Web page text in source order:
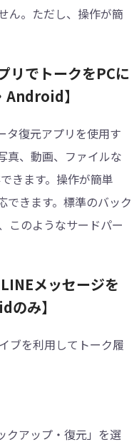
ん。ただし、操作が簡
リでトークをPCに
】
タ復元アプリを使用す
真、動画、ファイルな
きます。操作が簡単
きます。標準のバック
このようなサードパー
メッセージを
み】
ブを利用してトーク履
クアップ・復元」を選